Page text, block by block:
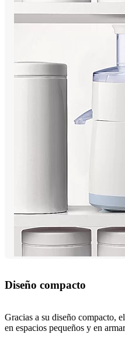
Diseño compacto
Gracias a su diseño compacto,
en espacios pequeños y en